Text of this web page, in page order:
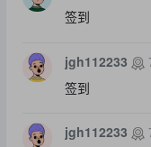
签到
jgh112233
签到
jgh112233